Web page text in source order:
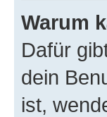
Warum
Dafür
dein
ist,